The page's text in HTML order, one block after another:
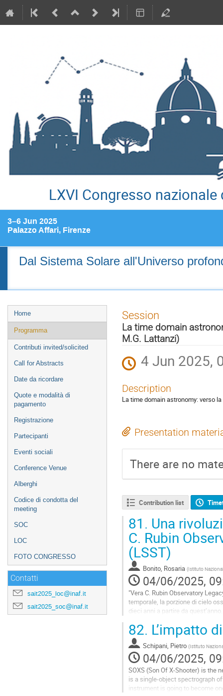
LXVI Congresso
3–6 Jun 2025
Palazzo Affari, Firenze
Dal Sistema Solare all'Universo
Event
menu
Home
Programma
Contributi invited/solicited
Call for Abstracts
Date da ricordare
Quote e modalità di
pagamento
Registrazione
Partecipanti
Eventi sociali
Conference Venue
Alberghi
Codice di condotta del
meeting
SOC
LOC
FOTO CONGRESSO
Contatti
sait2025_loc@inaf.it
sait2025_soc@inaf.it
Session
La time domain
M.G. Lattanzi)
4 Jun 2025,
Description
La time domain astronomy: verso
Presentation
There are no
Contribution list
81. Una
C. Rubin
(LSST)
Bonito, Rosaria (Istituto
04/06/2025,
"Vera C. Rubin Observatory
temporale, la porzione di cielo
dieci anni a partire da quest’anno.
Go
to
contribution
page
82. L’impatto
Schipani, Pietro (Istituto
04/06/2025,
SOXS (Son Of X-Shooter) is the
is a single-object spectrograph
instrument is going to become